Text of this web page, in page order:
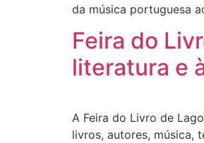
da música portuguesa
Feira do
literatura e
A Feira do Livro de
livros, autores, música,